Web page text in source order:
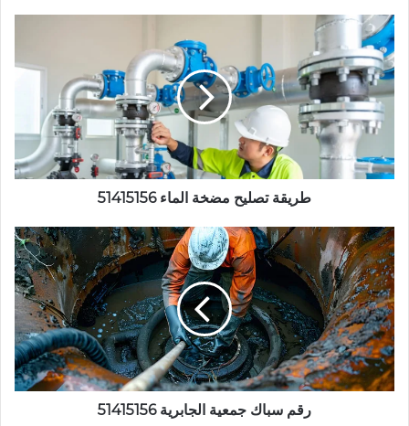
طريقة
تصليح
مضخة
الماء
51415156
طريقة تصليح مضخة الماء 51415156
رقم
سباك
جمعية
الجابرية
51415156
رقم سباك جمعية الجابرية 51415156